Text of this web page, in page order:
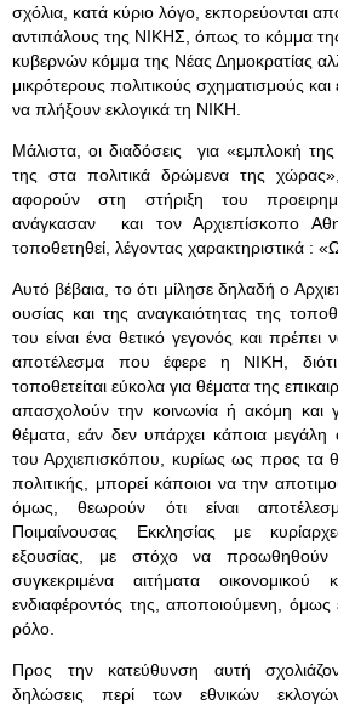
σχόλια, κατά κύριο λόγο, εκπορεύονται
αντιπάλους της ΝΙΚΗΣ, όπως το κόμμα
κυβερνών κόμμα της Νέας Δημοκρατίας
μικρότερους πολιτικούς σχηματισμούς
να πλήξουν εκλογικά τη ΝΙΚΗ.
Μάλιστα, οι διαδόσεις για «εμπλοκή
της στα πολιτικά δρώμενα της
αφορούν στη στήριξη του
ανάγκασαν και τον Αρχιεπίσκοπο
τοποθετηθεί, λέγοντας χαρακτηριστικά :
Αυτό βέβαια, το ότι μίλησε δηλαδή ο
ουσίας και της αναγκαιότητας της
του είναι ένα θετικό γεγονός και πρέπει
αποτέλεσμα που έφερε η ΝΙΚΗ,
τοποθετείται εύκολα για θέματα της
απασχολούν την κοινωνία ή ακόμη και
θέματα, εάν δεν υπάρχει κάποια
του Αρχιεπισκόπου, κυρίως ως προς τα
πολιτικής, μπορεί κάποιοι να την
όμως, θεωρούν ότι είναι
Ποιμαίνουσας Εκκλησίας με
εξουσίας, με στόχο να προωθηθούν
συγκεκριμένα αιτήματα οικονομικού
ενδιαφέροντός της, αποποιούμενη, όμως
ρόλο.
Προς την κατεύθυνση αυτή
δηλώσεις περί των εθνικών